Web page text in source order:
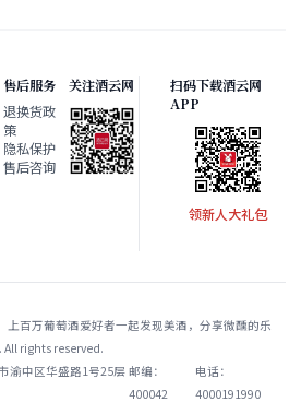
售后服务
退换货政
策
隐私保护
售后咨询
关注酒云网
扫码下载酒云网
APP
领新人大礼包
上百万葡萄酒爱好者一起发现美酒，分享微醺的乐
rights reserved.
渝中区华盛路1号25层邮编：
400042
电话：
4000191990